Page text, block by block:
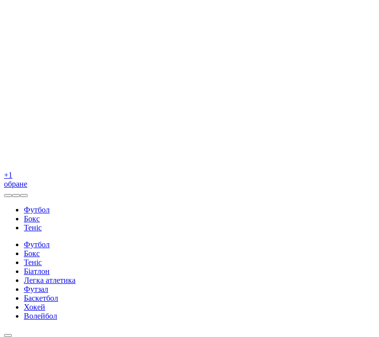
+1
обране
Футбол
Бокс
Теніс
Футбол
Бокс
Теніс
Біатлон
Легка атлетика
Футзал
Баскетбол
Хокей
Волейбол